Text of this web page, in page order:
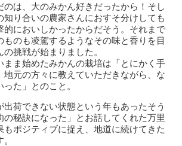
のは、大のみかん好きだったから！そし
知り合いの農家さんにおすそ分けしても
的においしかったからだそう。それまで
ものも凌駕するようなその味と香りを目
挑戦が始まりました。
まま始めたみかんの栽培は「とにかく手
地元の方々に教えていただきながら、な
た」とのこと。
出荷できない状態という年もあったそう
の秘訣になった」とお話してくれた万里
もポジティブに捉え、地道に続けてきた